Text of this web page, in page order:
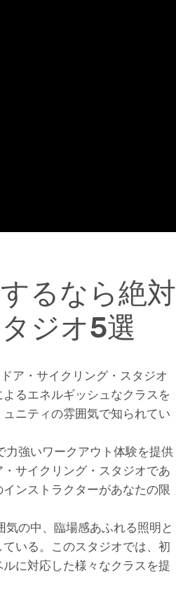
るなら絶対
ジオ5選
ア・サイクリング・スタジオ
るエネルギッシュなクラスを
ニティの雰囲気で知られてい
力強いワークアウト体験を提供
サイクリング・スタジオであ
ンストラクターがあなたの限
気の中、臨場感あふれる照明と
いる。このスタジオでは、初
に対応した様々なクラスを提